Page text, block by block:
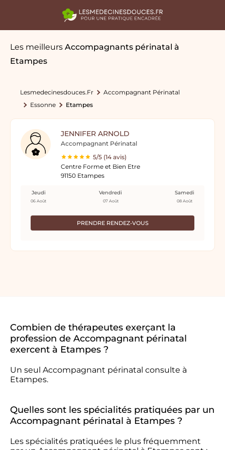
Les meilleurs Accompagnants périnatal à
Etampes
Lesmedecinesdouces.fr
Accompagnant Périnatal
Essonne
Etampes
JENNIFER ARNOLD
Accompagnant Périnatal
5/5 (14 avis)
Centre Forme et Bien Etre
91150 Etampes
PRENDRE RENDEZ-VOUS
Jeudi
06 Août
Vendredi
07 Août
Samedi
08 Août
Combien de thérapeutes exerçant la
profession de Accompagnant périnatal
exercent à Etampes ?
Un seul Accompagnant périnatal consulte à
Etampes.
Quelles sont les spécialités pratiquées par un
Accompagnant périnatal à Etampes ?
Les spécialités pratiquées le plus fréquemment